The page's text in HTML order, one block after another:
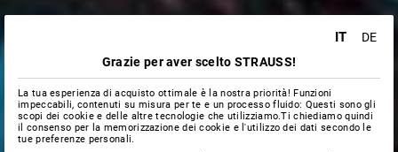
IT
DE
Grazie per aver scelto STRAUSS!
La tua esperienza di acquisto ottimale è la nostra priorità! Funzioni
impeccabili, contenuti su misura per te e un processo fluido: Questi sono gli
scopi dei cookie e delle altre tecnologie che utilizziamo.Ti chiediamo quindi
il consenso per la memorizzazione dei cookie e l'utilizzo dei dati secondo le
tue preferenze personali.